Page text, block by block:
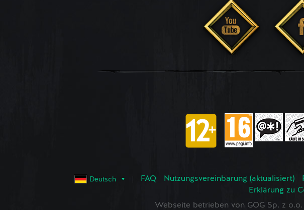
Deutsch FAQ Nutzungsvereinbarung (aktualisiert)
Erklärung zu
Webseite betrieben von GOG Sp. z o.o.